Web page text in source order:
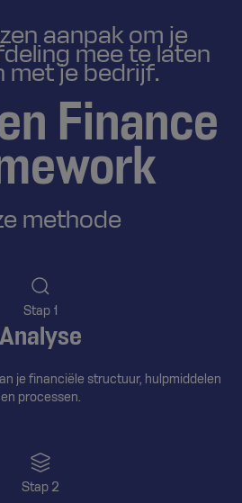
aanpak om je
mee te laten
met je bedrijf.
Finance
methode
Stap 1
Analyse
je financiële structuur, hulpmiddelen
en processen.
Stap 2